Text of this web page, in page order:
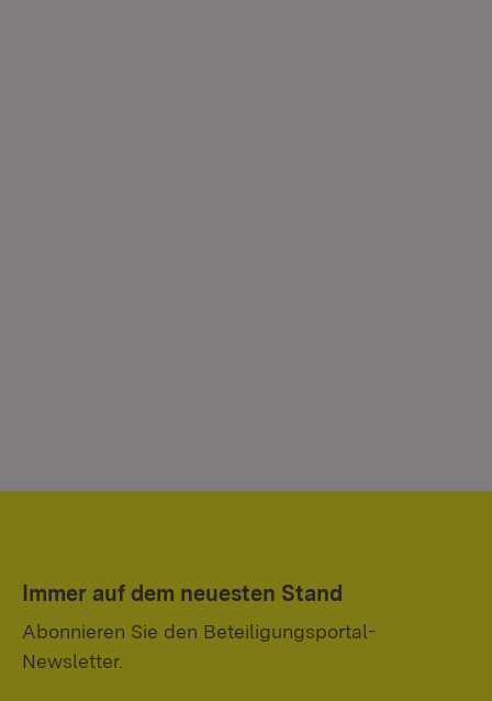
Immer auf dem neuesten Stand
Abonnieren Sie den Beteiligungsportal-
Newsletter.